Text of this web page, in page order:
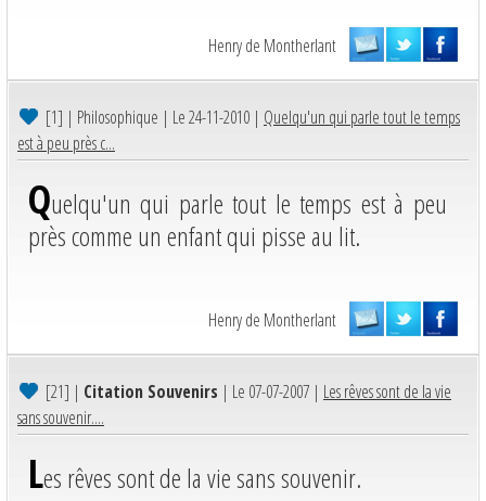
Henry de Montherlant
[1] | Philosophique | Le 24-11-2010 | Quelqu'un qui parle tout le temps
est à peu près c...
Quelqu'un qui parle tout le temps est à peu
près comme un enfant qui pisse au lit.
Henry de Montherlant
[21] | Citation Souvenirs | Le 07-07-2007 | Les rêves sont de la vie
sans souvenir....
Les rêves sont de la vie sans souvenir.